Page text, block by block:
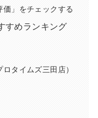
価」をチェックする
すめランキング
タイムズ三田店）